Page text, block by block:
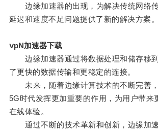
边缘加速器的出现，为解决传统网络
延迟和速度不足问题提供了新的解决方案。
ⅴpN加速器下载
边缘加速器通过将数据处理和储存移
了更快的数据传输和更稳定的连接。
未来，随着边缘计算技术的不断完善
5G时代发挥更加重要的作用，为用户带来
在线体验。
通过不断的技术革新和创新，边缘加